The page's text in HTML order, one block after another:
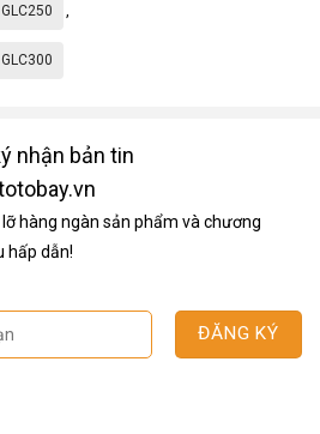
nhận bản tin
hàng ngàn sản phẩm và chương
hấp dẫn!